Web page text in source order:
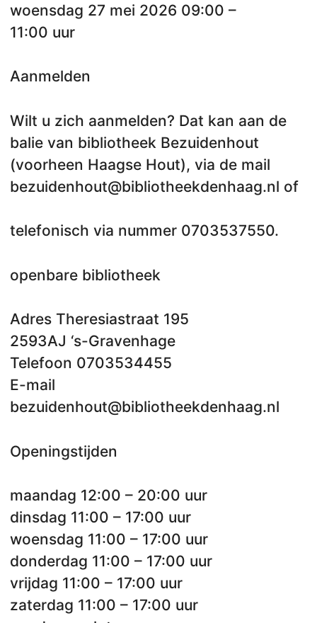
woensdag 27 mei 2026 09:00 –
11:00 uur
Aanmelden
Wilt u zich aanmelden? Dat kan aan de
balie van bibliotheek Bezuidenhout
(voorheen Haagse Hout), via de mail
bezuidenhout@bibliotheekdenhaag.nl of
telefonisch via nummer 0703537550.
openbare bibliotheek
Adres Theresiastraat 195
2593AJ ‘s-Gravenhage
Telefoon 0703534455
E-mail
bezuidenhout@bibliotheekdenhaag.nl
Openingstijden
maandag 12:00 – 20:00 uur
dinsdag 11:00 – 17:00 uur
woensdag 11:00 – 17:00 uur
donderdag 11:00 – 17:00 uur
vrijdag 11:00 – 17:00 uur
zaterdag 11:00 – 17:00 uur